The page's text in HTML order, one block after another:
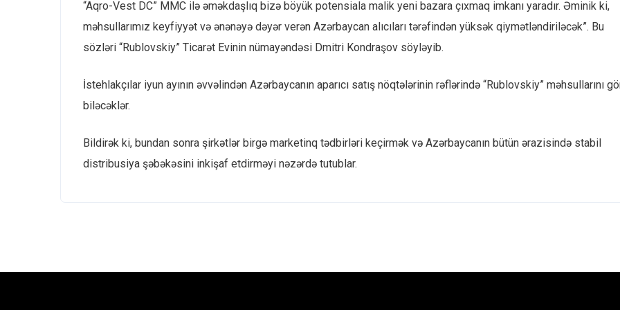
“Aqro-Vest DC” MMC ilə əməkdaşlıq bizə böyük potensiala malik yeni bazara çıxmaq imkanı yaradır. Əminik ki,
məhsullarımız keyfiyyət və ənənəyə dəyər verən Azərbaycan alıcıları tərəfindən yüksək qiymətləndiriləcək”. Bu
sözləri “Rublovskiy” Ticarət Evinin nümayəndəsi Dmitri Kondraşov söyləyib.
İstehlakçılar iyun ayının əvvəlindən Azərbaycanın aparıcı satış nöqtələrinin rəflərində “Rublovskiy” məhsullarını
biləcəklər.
Bildirək ki, bundan sonra şirkətlər birgə marketinq tədbirləri keçirmək və Azərbaycanın bütün ərazisində stabil
distribusiya şəbəkəsini inkişaf etdirməyi nəzərdə tutublar.